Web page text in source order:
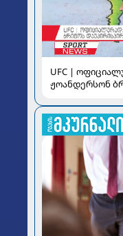
UFC |
ჟოანდერსონ